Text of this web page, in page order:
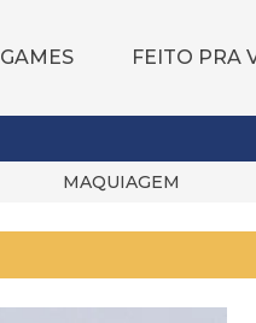
GAMES FEITO PRA
MAQUIAGEM